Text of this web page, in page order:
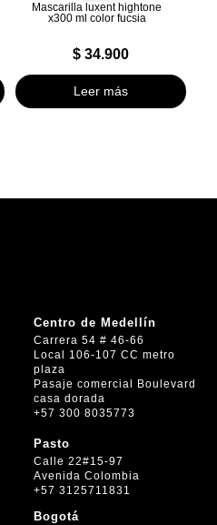
Mascarilla luxent hightone
x300 ml color fucsia
$34.900
Leer más
Centro de Medellín
Carrera 54 # 46-66
Local 106-107 CC metro
plaza
Pasaje comercial Boulevard
casa dorada
+57 300 8035773
Pasto
Calle 22#15-97
Avenida Colombia
+57 3125711831
Bogotá